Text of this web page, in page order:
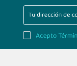
Acepto